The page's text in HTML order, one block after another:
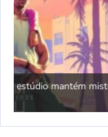
Jogos com